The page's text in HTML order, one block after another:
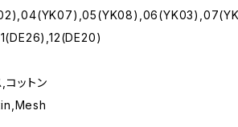
コットン